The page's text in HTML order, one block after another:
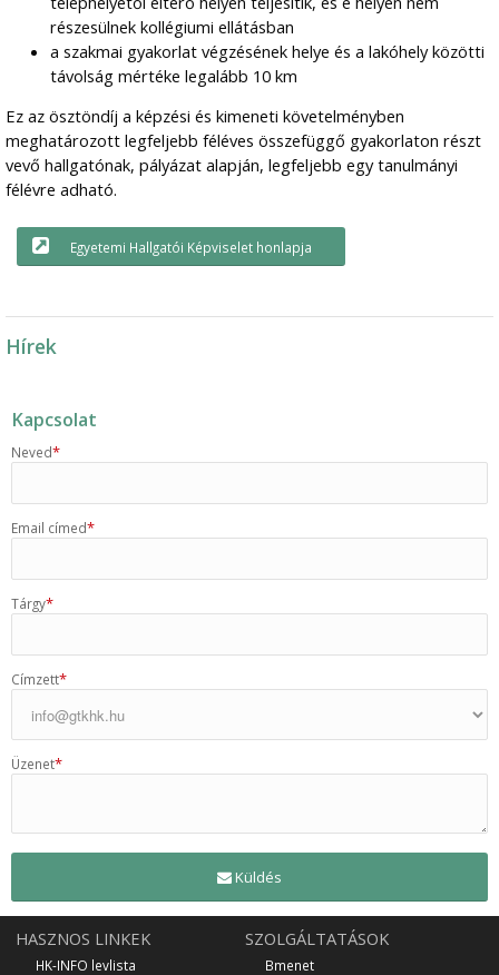
részesülnek kollégiumi ellátásban
a szakmai gyakorlat végzésének helye és a lakóhely közötti
távolság mértéke legalább 10 km
Ez az ösztöndíj a képzési és kimeneti követelményben
meghatározott legfeljebb féléves összefüggő gyakorlaton részt
vevő hallgatónak, pályázat alapján, legfeljebb egy tanulmányi
félévre adható.
Egyetemi Hallgatói Képviselet honlapja
Hírek
Kapcsolat
Neved*
Email címed*
Tárgy*
Címzett*
Üzenet*
Küldés
HASZNOS LINKEK
HK-INFO levlista
SZOLGÁLTATÁSOK
Bmenet